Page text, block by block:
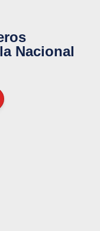
Nacional